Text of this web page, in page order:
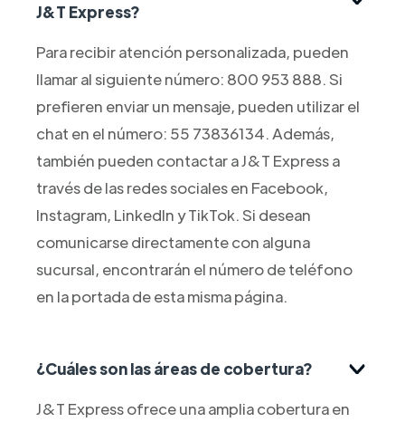
J&T Express?
Para recibir atención personalizada, pueden
llamar al siguiente número: 800 953 888. Si
prefieren enviar un mensaje, pueden utilizar el
chat en el número: 55 73836134. Además,
también pueden contactar a J&T Express a
través de las redes sociales en Facebook,
Instagram, LinkedIn y TikTok. Si desean
comunicarse directamente con alguna
sucursal, encontrarán el número de teléfono
en la portada de esta misma página.
¿Cuáles son las áreas de cobertura?
J&T Express ofrece una amplia cobertura en